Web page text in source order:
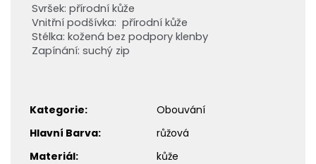
Svršek: přírodní kůže
Vnitřní podšívka: přírodní kůže
Stélka: kožená bez podpory klenby
Zapínání: suchý zip
Kategorie:
Obouvání
Hlavní Barva:
růžová
Materiál:
kůže